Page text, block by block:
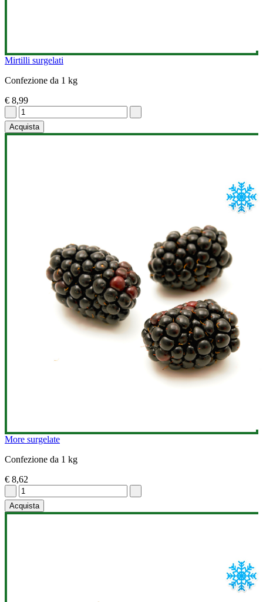
Mirtilli surgelati
Confezione da 1 kg
€ 8,99
Acquista
More surgelate
Confezione da 1 kg
€ 8,62
Acquista